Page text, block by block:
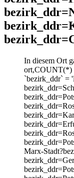
In diesem Ort
ort,COUNT(*)
`bezirk_ddr` =
Marx-